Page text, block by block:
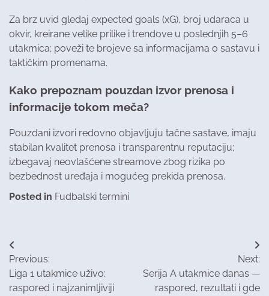
Za brz uvid gledaj expected goals (xG), broj udaraca u
okvir, kreirane velike prilike i trendove u poslednjih 5–6
utakmica; poveži te brojeve sa informacijama o sastavu i
taktičkim promenama.
Kako prepoznam pouzdan izvor prenosa i
informacije tokom meča?
Pouzdani izvori redovno objavljuju tačne sastave, imaju
stabilan kvalitet prenosa i transparentnu reputaciju;
izbegavaj neovlašćene streamove zbog rizika po
bezbednost uređaja i mogućeg prekida prenosa.
Posted in Fudbalski termini
Post
navigation
Previous:
Liga 1 utakmice uživo:
raspored i najzanimljiviji
Next:
Serija A utakmice danas —
raspored, rezultati i gde